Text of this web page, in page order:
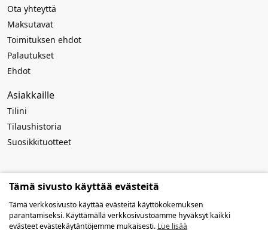
Ota yhteyttä
Maksutavat
Toimituksen ehdot
Palautukset
Ehdot
Asiakkaille
Tilini
Tilaushistoria
Suosikkituotteet
Rekvisiitta
MB Atviros idėjos
Koodi: 303916994
ALV-numero: LT100009259419
Tämä sivusto käyttää evästeitä
Tämä verkkosivusto käyttää evästeitä käyttökokemuksen
parantamiseksi. Käyttämällä verkkosivustoamme hyväksyt kaikki
evästeet evästekäytäntöjemme mukaisesti. Lue lisää